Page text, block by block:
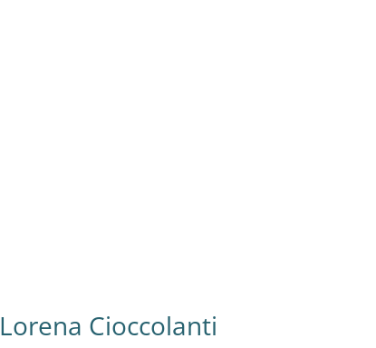
Lorena Cioccolanti